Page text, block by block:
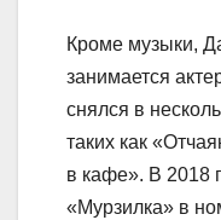
Кроме музыки,
занимается
снялся в
таких как
в кафе». В 2018
«Мурзилка» в